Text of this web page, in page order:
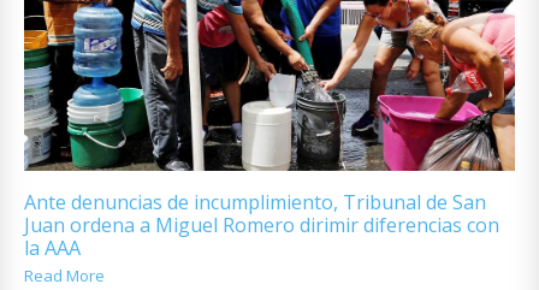
Ante denuncias de incumplimiento, Tribunal de San
Juan ordena a Miguel Romero dirimir diferencias con
la AAA
Read More